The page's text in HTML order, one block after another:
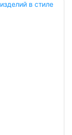
Logo Paper Bags
коробок.